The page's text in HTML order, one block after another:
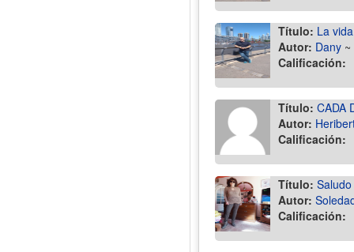
Título: La
Autor: Dany ~
Calificación:
Título: CADA
Autor:
Calificación:
Título:
Autor:
Calificación: